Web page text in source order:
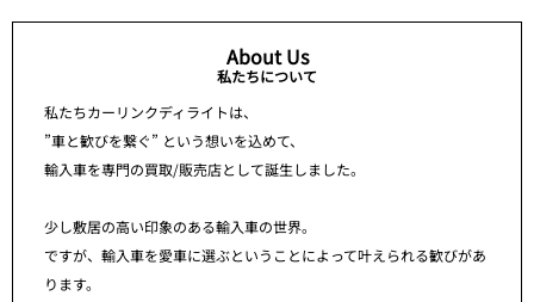
About Us
私たちについて
私たちカーリンクディライトは、
”車と歓びを繋ぐ” という想いを込めて、
輸入車を専門の買取/販売店として誕生しました。
少し敷居の高い印象のある輸入車の世界。
ですが、輸入車を愛車に選ぶということによって叶えられる歓びがあ
ります。